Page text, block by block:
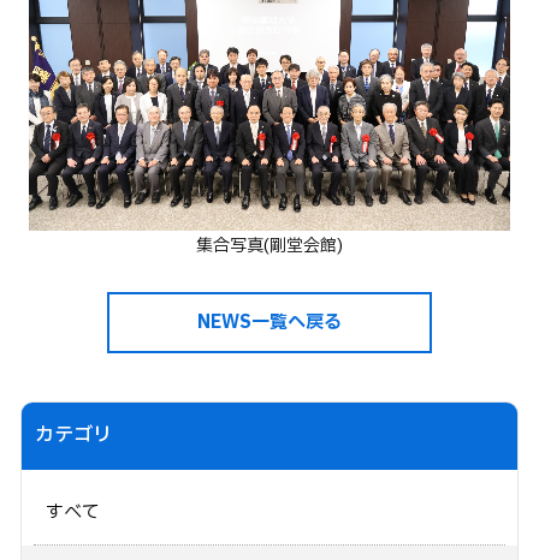
集合写真(剛堂会館)
NEWS一覧へ戻る
カテゴリ
すべて